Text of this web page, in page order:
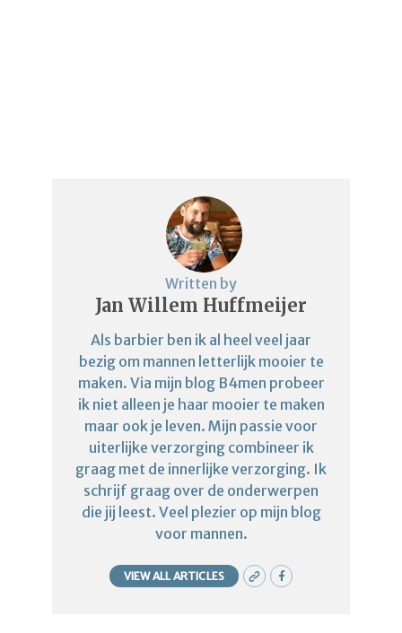
Written by
Jan Willem Huffmeijer
Als barbier ben ik al heel veel jaar
bezig om mannen letterlijk mooier te
maken. Via mijn blog B4men probeer
ik niet alleen je haar mooier te maken
maar ook je leven. Mijn passie voor
uiterlijke verzorging combineer ik
graag met de innerlijke verzorging. Ik
schrijf graag over de onderwerpen
die jij leest. Veel plezier op mijn blog
voor mannen.
VIEW ALL ARTICLES